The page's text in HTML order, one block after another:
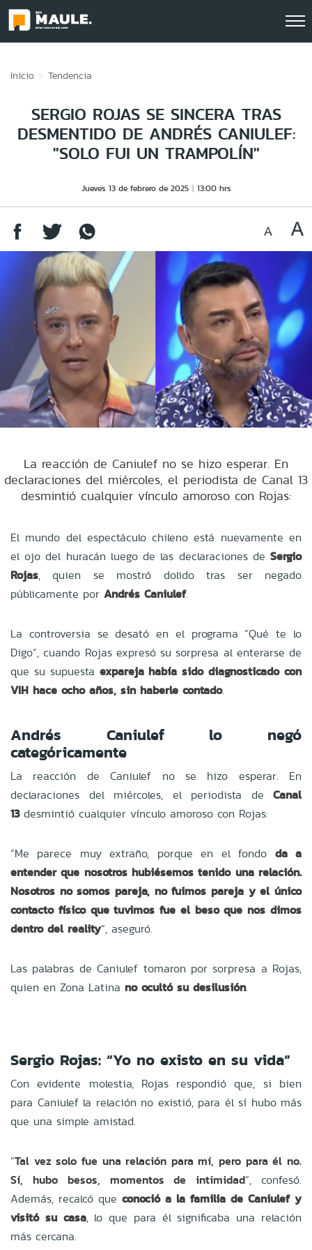
Inicio Tendencia
SERGIO ROJAS SE SINCERA TRAS
DESMENTIDO DE ANDRÉS CANIULEF:
"SOLO FUI UN TRAMPOLÍN"
Jueves 13 de febrero de 2025 13:00 hrs
La reacción de Caniulef no se hizo esperar. En
declaraciones del miércoles, el periodista de Canal 13
desmintió cualquier vínculo amoroso con Rojas:
El mundo del espectáculo chileno está nuevamente en
el ojo del huracán luego de las declaraciones de Sergio
Rojas, quien se mostró dolido tras ser negado
públicamente por Andrés Caniulef.
La controversia se desató en el programa “Qué te lo
Digo”, cuando Rojas expresó su sorpresa al enterarse de
que su supuesta expareja había sido diagnosticado con
VIH hace ocho años, sin haberle contado.
Andrés Caniulef lo negó
categóricamente
La reacción de Caniulef no se hizo esperar. En
declaraciones del miércoles, el periodista de
Canal
13 desmintió cualquier vínculo amoroso con Rojas:
“Me parece muy extraño, porque en el fondo da a
entender que nosotros hubiésemos tenido una relación.
Nosotros no somos pareja, no fuimos pareja y el único
contacto físico que tuvimos fue el beso que nos dimos
dentro del reality“, aseguró.
Las palabras de Caniulef tomaron por sorpresa a Rojas,
quien en Zona Latina no ocultó su desilusión.
Sergio Rojas: “Yo no existo en su vida”
Con evidente molestia, Rojas respondió que, si bien
para Caniulef la relación no existió, para él sí hubo más
que una simple amistad.
“Tal vez solo fue una relación para mí, pero para él no.
Sí, hubo besos, momentos de intimidad“, confesó.
Además, recalcó que conoció a la familia de Caniulef y
visitó su casa, lo que para él significaba una relación
más cercana.